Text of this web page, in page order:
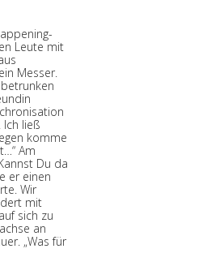
Leute mit
Messer.
ließ
komme
Am
Du da
er einen
Wir
mit
sich zu
an
„Was für